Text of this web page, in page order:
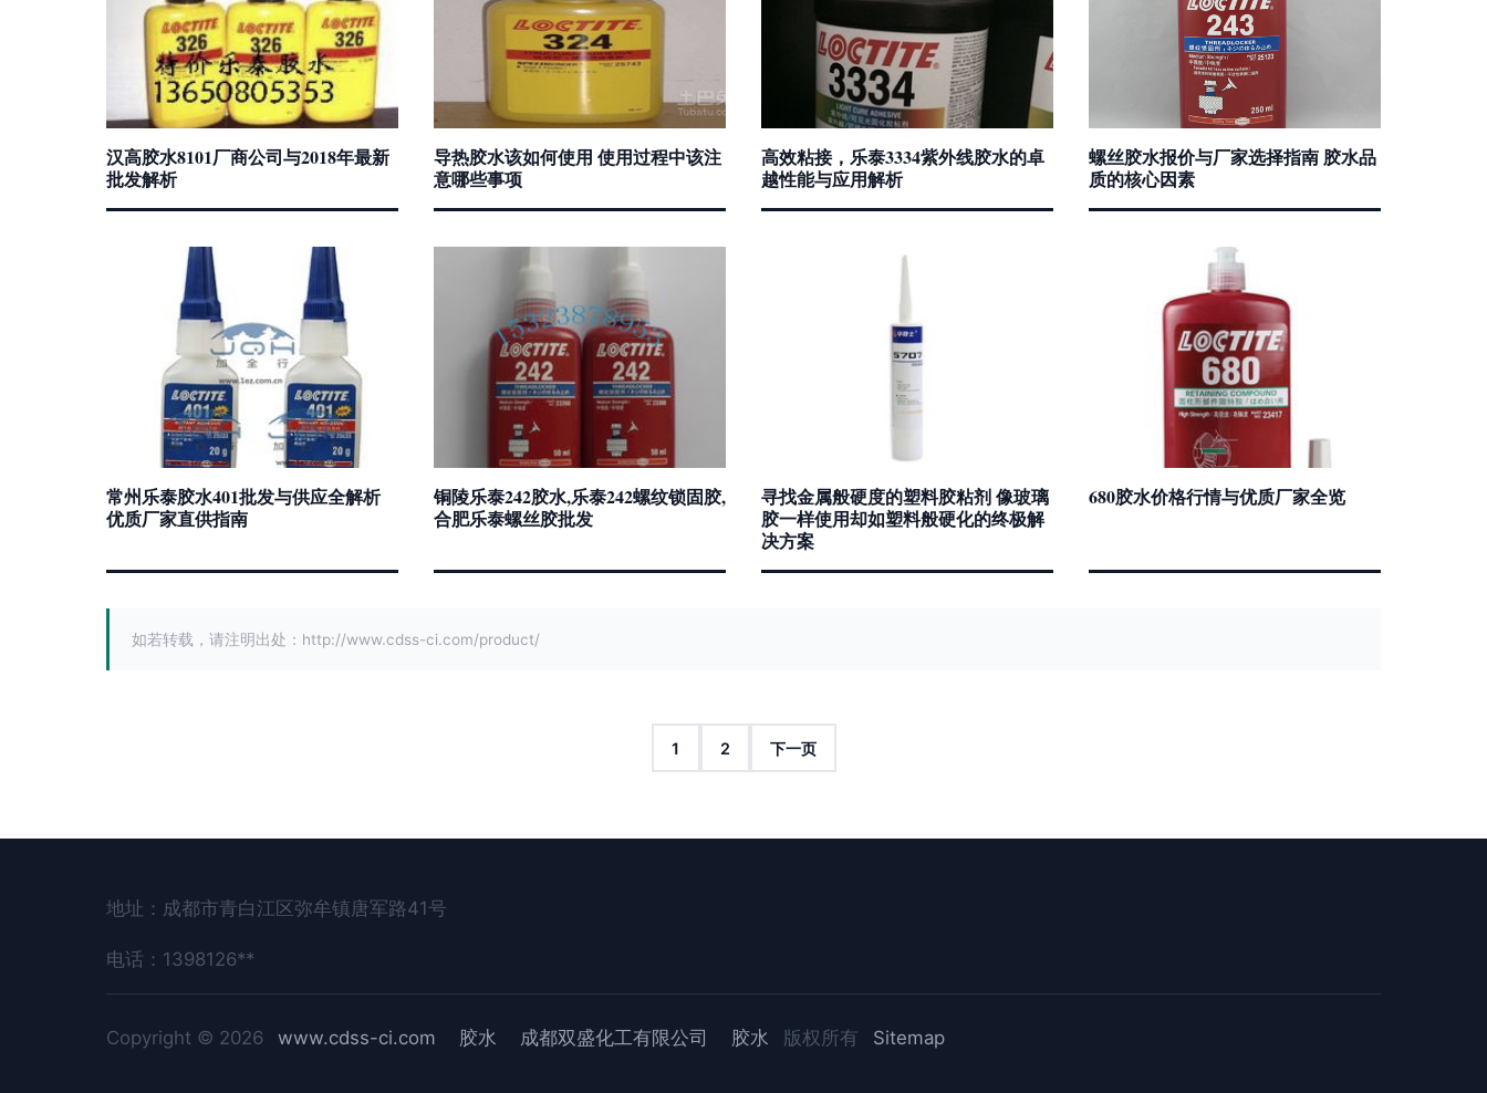
汉高胶水8101厂商公司与2018年最新
批发解析
导热胶水该如何使用 使用过程中该注
意哪些事项
高效粘接，乐泰3334紫外线胶水的卓
越性能与应用解析
螺丝胶水报价与厂家选择指南 胶水品
质的核心因素
常州乐泰胶水401批发与供应全解析
优质厂家直供指南
铜陵乐泰242胶水,乐泰242螺纹锁固胶,
合肥乐泰螺丝胶批发
寻找金属般硬度的塑料胶粘剂 像玻璃
胶一样使用却如塑料般硬化的终极解
决方案
680胶水价格行情与优质厂家全览
如若转载，请注明出处：http://www.cdss-ci.com/product/
1 2 下一页
地址：成都市青白江区弥牟镇唐军路41号
电话：1398126**
Copyright © 2026 www.cdss-ci.com 胶水 成都双盛化工有限公司 胶水 版权所有 Sitemap